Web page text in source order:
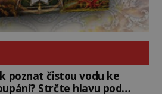
poznat čistou vodu ke
Strčte hlavu pod